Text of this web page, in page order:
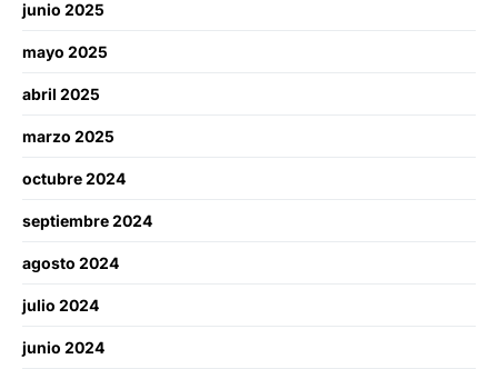
junio 2025
mayo 2025
abril 2025
marzo 2025
octubre 2024
septiembre 2024
agosto 2024
julio 2024
junio 2024